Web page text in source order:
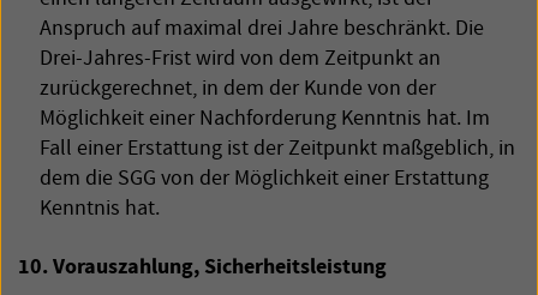
Anspruch auf maximal drei Jahre beschränkt. Die
Drei-Jahres-Frist wird von dem Zeitpunkt an
zurückgerechnet, in dem der Kunde von der
Möglichkeit einer Nachforderung Kenntnis hat. Im
Fall einer Erstattung ist der Zeitpunkt maßgeblich, in
dem die SGG von der Möglichkeit einer Erstattung
Kenntnis hat.
10. Vorauszahlung, Sicherheitsleistung